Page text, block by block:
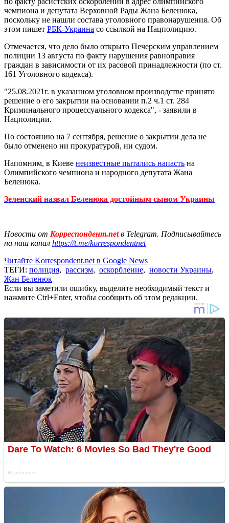
чемпиона и депутата Верховной Рады Жана Беленюка,
поскольку не нашли состава уголовного правонарушения. Об
этом пишет РБК-Украина со ссылкой на Нацполицию.
Отмечается, что дело было открыто Печерским управлением
полиции 13 августа по факту нарушения равноправия
граждан в зависимости от их расовой принадлежности (по ст.
161 Уголовного кодекса).
"25.08.2021г. в указанном уголовном производстве принято
решение о его закрытии на основании п.2 ч.1 ст. 284
Криминального процессуального кодекса", - заявили в
Нацполиции.
По состоянию на 7 сентября, решение о закрытии дела не
было отменено ни прокуратурой, ни судом.
Напомним, в Киеве неизвестные пытались напасть на
Олимпийского чемпиона и народного депутата Жана
Беленюка.
Зеленский назвал Беленюка достойным сыном Украины
Новости от Корреспондент.netв Telegram. Подписывайтесь
на наш канал https://t.me/korrespondentnet
Читайте Korrespondent.net в Google News
ТЕГИ: полиция, рассизм, оскорбление, новости Украины,
Жан Беленюк
Если вы заметили ошибку, выделите необходимый текст и
нажмите Ctrl+Enter, чтобы сообщить об этом редакции.